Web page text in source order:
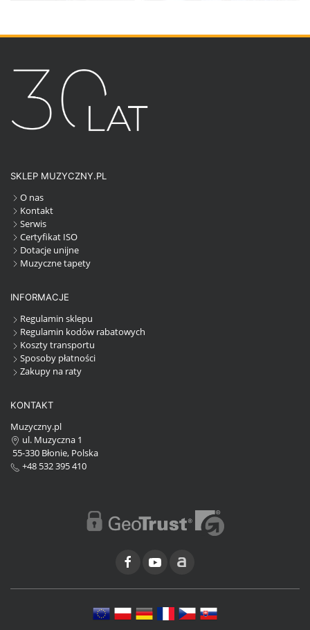
SKLEP MUZYCZNY.PL
O nas
Kontakt
Serwis
Certyfikat ISO
Dotacje unijne
Muzyczne tapety
INFORMACJE
Regulamin sklepu
Regulamin kodów rabatowych
Koszty transportu
Sposoby płatności
Zakupy na raty
KONTAKT
Muzyczny.pl
ul. Muzyczna 1
55-330 Błonie, Polska
+48 532 395 410